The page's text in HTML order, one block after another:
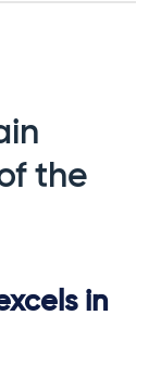
the
in